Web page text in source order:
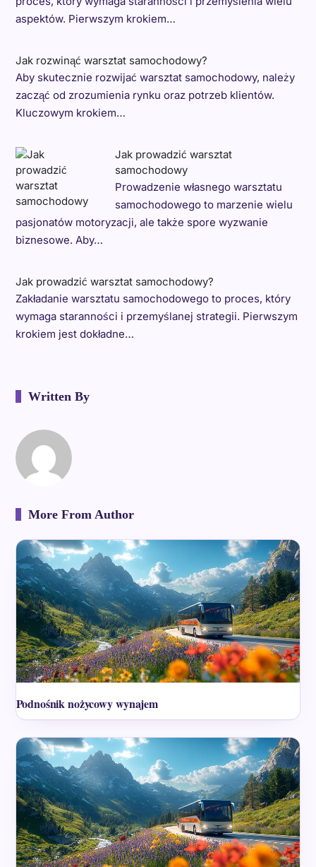
aspektów. Pierwszym krokiem…
Jak rozwinąć warsztat samochodowy?
Aby skutecznie rozwijać warsztat samochodowy, należy
zacząć od zrozumienia rynku oraz potrzeb klientów.
Kluczowym krokiem…
Jak prowadzić warsztat
samochodowy
Prowadzenie własnego warsztatu
samochodowego to marzenie wielu
pasjonatów motoryzacji, ale także spore wyzwanie
biznesowe. Aby…
Jak prowadzić warsztat samochodowy?
Zakładanie warsztatu samochodowego to proces, który
wymaga staranności i przemyślanej strategii. Pierwszym
krokiem jest dokładne…
Written By
More From Author
Podnośnik nożycowy wynajem